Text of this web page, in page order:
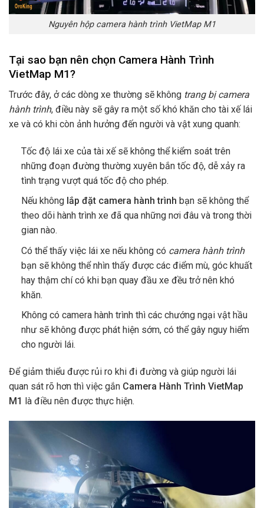
Nguyên hộp camera hành trình VietMap M1
Tại sao bạn nên chọn Camera Hành Trình
VietMap M1?
Trước đây, ở các dòng xe thường sẽ không trang bị camera
hành trình, điều này sẽ gây ra một số khó khăn cho tài xế lái
xe và có khi còn ảnh hưởng đến người và vật xung quanh:
Tốc độ lái xe của tài xế sẽ không thể kiểm soát trên
những đoạn đường thường xuyên bắn tốc độ, dễ xảy ra
tình trạng vượt quá tốc độ cho phép.
Nếu khônglắp đặt camera hành trình bạn sẽ không thể
theo dõi hành trình xe đã qua những nơi đâu và trong thời
gian nào.
Có thể thấy việc lái xe nếu không có camera hành trình
bạn sẽ không thể nhìn thấy được các điểm mù, góc khuất
hay thậm chí có khi bạn quay đầu xe đều trở nên khó
khăn.
Không có camera hành trình thì các chướng ngại vật hầu
như sẽ không được phát hiện sớm, có thể gây nguy hiểm
cho người lái.
Để giảm thiểu được rủi ro khi đi đường và giúp người lái
quan sát rõ hơn thì việc gắn Camera Hành Trình VietMap
M1 là điều nên được thực hiện.